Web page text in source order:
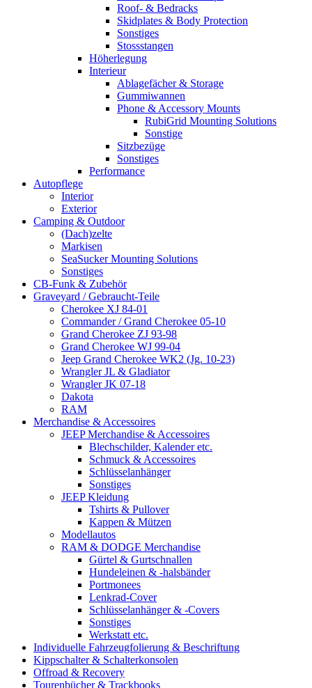
Roof- & Bedracks
Skidplates & Body Protection
Sonstiges
Stossstangen
Höherlegung
Interieur
Ablagefächer & Storage
Gummiwannen
Phone & Accessory Mounts
RubiGrid Mounting Solutions
Sonstige
Sitzbezüge
Sonstiges
Performance
Autopflege
Interior
Exterior
Camping & Outdoor
(Dach)zelte
Markisen
SeaSucker Mounting Solutions
Sonstiges
CB-Funk & Zubehör
Graveyard / Gebraucht-Teile
Cherokee XJ 84-01
Commander / Grand Cherokee 05-10
Grand Cherokee ZJ 93-98
Grand Cherokee WJ 99-04
Jeep Grand Cherokee WK2 (Jg. 10-23)
Wrangler JL & Gladiator
Wrangler JK 07-18
Dakota
RAM
Merchandise & Accessoires
JEEP Merchandise & Accessoires
Blechschilder, Kalender etc.
Schmuck & Accessoires
Schlüsselanhänger
Sonstiges
JEEP Kleidung
Tshirts & Pullover
Kappen & Mützen
Modellautos
RAM & DODGE Merchandise
Gürtel & Gurtschnallen
Hundeleinen & -halsbänder
Portmonees
Lenkrad-Cover
Schlüsselanhänger & -Covers
Sonstiges
Werkstatt etc.
Individuelle Fahrzeugfolierung & Beschriftung
Kippschalter & Schalterkonsolen
Offroad & Recovery
Tourenbücher & Trackbooks